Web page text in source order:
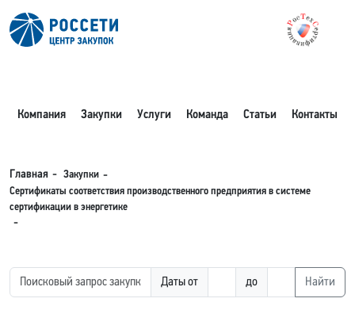
Компания Закупки Услуги Команда Статьи Контакты
Главная
Закупки
Сертификаты соответствия производственного предприятия в системе
сертификации в энергетике
Даты от до Найти